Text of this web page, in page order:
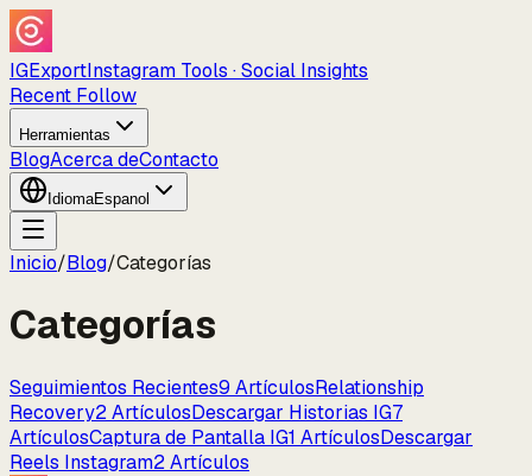
IGExportInstagram Tools · Social Insights
Recent Follow
Herramientas
BlogAcerca deContacto
IdiomaEspanol
Inicio/Blog/Categorías
Categorías
Seguimientos Recientes9 ArtículosRelationship
Recovery2ArtículosDescargar Historias IG7
ArtículosCaptura de Pantalla IG1 ArtículosDescargar
Reels Instagram2Artículos